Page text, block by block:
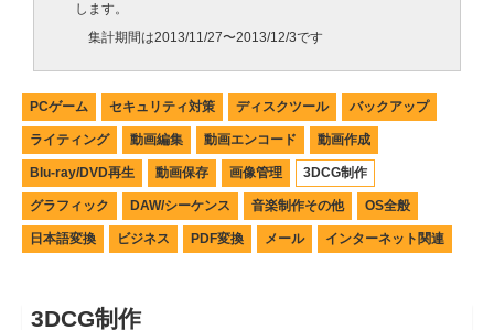
します。
集計期間は2013/11/27〜2013/12/3です
PCゲーム セキュリティ対策 ディスクツール バックアップ
ライティング 動画編集 動画エンコード 動画作成
Blu-ray/DVD再生 動画保存 画像管理 3DCG制作
グラフィック DAW/シーケンス 音楽制作その他 OS全般
日本語変換 ビジネス PDF変換 メール インターネット関連
3DCG制作